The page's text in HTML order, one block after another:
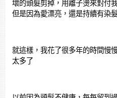
壞的頭髮剪掉，用離子燙來對付
但是因為愛漂亮，還是持續有染
就這樣，我花了很多年的時間慢
太多了